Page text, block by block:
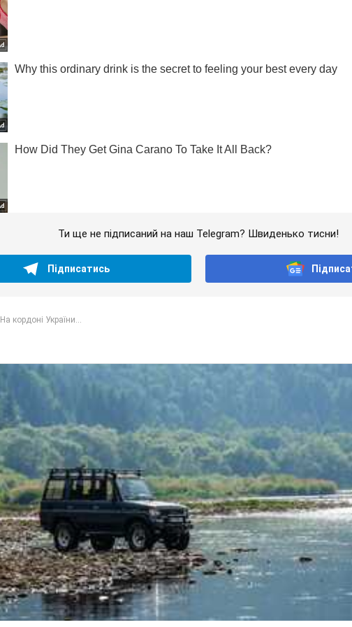
Ти ще не підписаний на наш Telegram? Швиденько тисни!
Підписатись
На кордоні України...